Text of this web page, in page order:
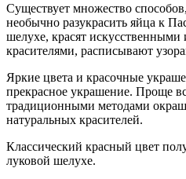
Существует множество
необычно разукрасить яйца к
шелухе, красят
красителями, расписывают
Яркие цвета и красочные
прекрасное украшение. Проще
традиционными методами
натуральных красителей.
Классический красный цвет
луковой шелухе.